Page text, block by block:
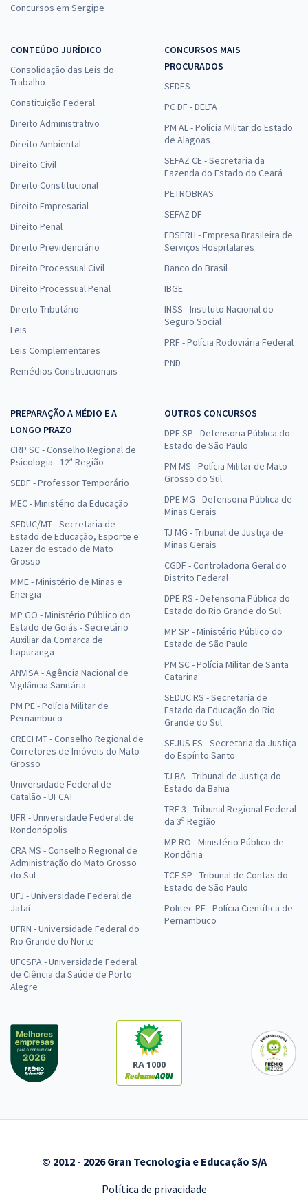
Concursos em Sergipe
CONTEÚDO JURÍDICO
Consolidação das Leis do
Trabalho
Constituição Federal
Direito Administrativo
Direito Ambiental
Direito Civil
Direito Constitucional
Direito Empresarial
Direito Penal
Direito Previdenciário
Direito Processual Civil
Direito Processual Penal
Direito Tributário
Leis
Leis Complementares
Remédios Constitucionais
CONCURSOS MAIS
PROCURADOS
SEDES
PC DF - DELTA
PM AL - Polícia Militar do Estado
de Alagoas
SEFAZ CE - Secretaria da
Fazenda do Estado do Ceará
PETROBRAS
SEFAZ DF
EBSERH - Empresa Brasileira de
Serviços Hospitalares
Banco do Brasil
IBGE
INSS - Instituto Nacional do
Seguro Social
PRF - Polícia Rodoviária Federal
PND
PREPARAÇÃO A MÉDIO E A
LONGO PRAZO
CRP SC - Conselho Regional de
Psicologia - 12ª Região
SEDF - Professor Temporário
MEC - Ministério da Educação
SEDUC/MT - Secretaria de
Estado de Educação, Esporte e
Lazer do estado de Mato
Grosso
MME - Ministério de Minas e
Energia
MP GO - Ministério Público do
Estado de Goiás - Secretário
Auxiliar da Comarca de
Itapuranga
ANVISA - Agência Nacional de
Vigilância Sanitária
PM PE - Polícia Militar de
Pernambuco
CRECI MT - Conselho Regional de
Corretores de Imóveis do Mato
Grosso
Universidade Federal de
Catalão - UFCAT
UFR - Universidade Federal de
Rondonópolis
CRA MS - Conselho Regional de
Administração do Mato Grosso
do Sul
UFJ - Universidade Federal de
Jataí
UFRN - Universidade Federal do
Rio Grande do Norte
UFCSPA - Universidade Federal
de Ciência da Saúde de Porto
Alegre
OUTROS CONCURSOS
DPE SP - Defensoria Pública do
Estado de São Paulo
PM MS - Polícia Militar de Mato
Grosso do Sul
DPE MG - Defensoria Pública de
Minas Gerais
TJ MG - Tribunal de Justiça de
Minas Gerais
CGDF - Controladoria Geral do
Distrito Federal
DPE RS - Defensoria Pública do
Estado do Rio Grande do Sul
MP SP - Ministério Público do
Estado de São Paulo
PM SC - Polícia Militar de Santa
Catarina
SEDUC RS - Secretaria de
Estado da Educação do Rio
Grande do Sul
SEJUS ES - Secretaria da Justiça
do Espírito Santo
TJ BA - Tribunal de Justiça do
Estado da Bahia
TRF 3 - Tribunal Regional Federal
da 3ª Região
MP RO - Ministério Público de
Rondônia
TCE SP - Tribunal de Contas do
Estado de São Paulo
Politec PE - Polícia Científica de
Pernambuco
RA 1000
© 2012 - 2026 Gran Tecnologia e Educação S/A
Política de privacidade